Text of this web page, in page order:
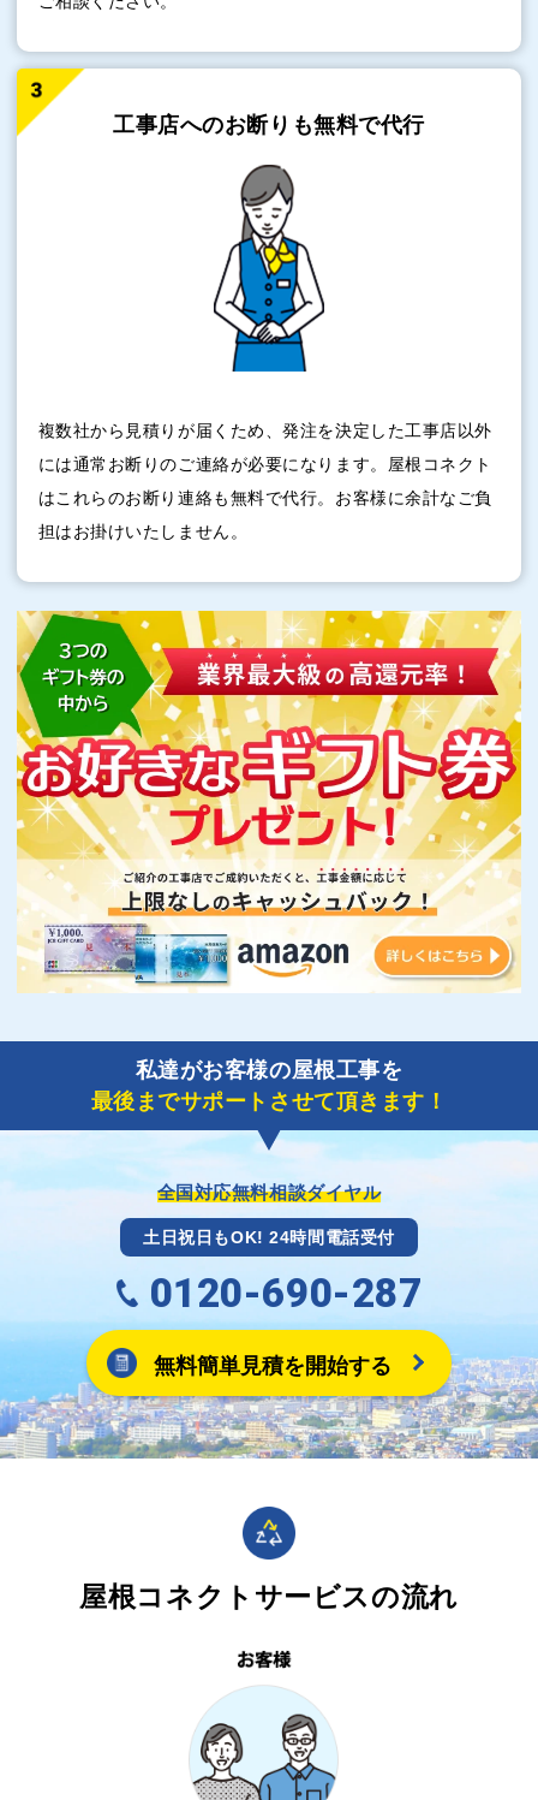
工事店へのお断りも無料で代行
複数社から見積りが届くため、発注を決定した工事店以外
には通常お断りのご連絡が必要になります。屋根コネクト
はこれらのお断り連絡も無料で代行。お客様に余計なご負
担はお掛けいたしません。
私達がお客様の屋根工事を
最後までサポートさせて頂きます！
全国対応無料相談ダイヤル
土日祝日もOK! 24時間電話受付
0120-690-287
無料簡単見積を開始する
屋根コネクトサービスの流れ